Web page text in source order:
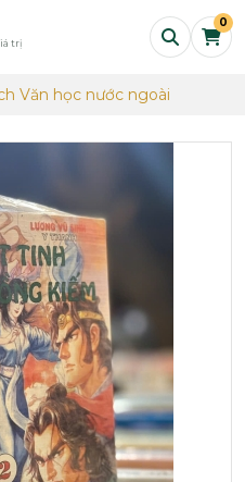
trị
0
Văn học nước ngoài